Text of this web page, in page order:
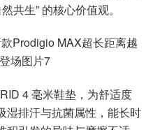
共生” 的核心价值观。
4 毫米鞋垫，为舒适度
湿排汗与抗菌属性，能长时